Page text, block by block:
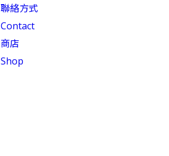
聯絡方式
Contact
商店
Shop